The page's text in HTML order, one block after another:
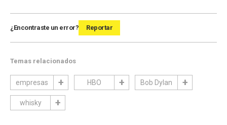
¿Encontraste un error? Reportar
Temas relacionados
empresas HBO Bob Dylan
whisky